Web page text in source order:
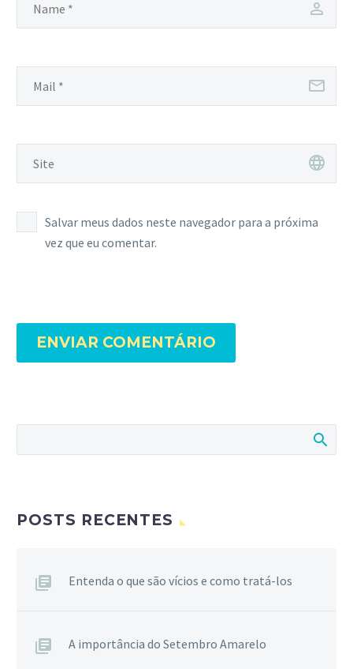
Salvar meus dados neste navegador para a próxima
vez que eu comentar.
ENVIAR COMENTÁRIO
POSTS RECENTES
Entenda o que são vícios e como tratá-los
A importância do Setembro Amarelo